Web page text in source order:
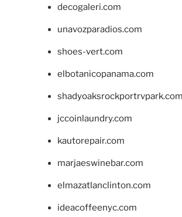
decogaleri.com
unavozparadios.com
shoes-vert.com
elbotanicopanama.com
shadyoaksrockportrvpark.com
jccoinlaundry.com
kautorepair.com
marjaeswinebar.com
elmazatlanclinton.com
ideacoffeenyc.com